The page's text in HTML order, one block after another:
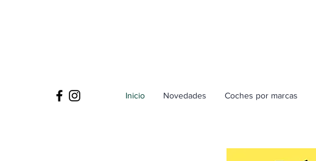
Inicio Novedades Coches por marcas